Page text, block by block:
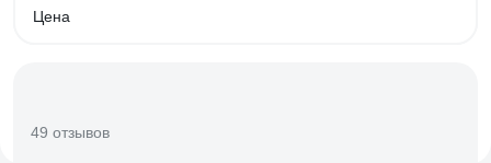
Цена
49 отзывов